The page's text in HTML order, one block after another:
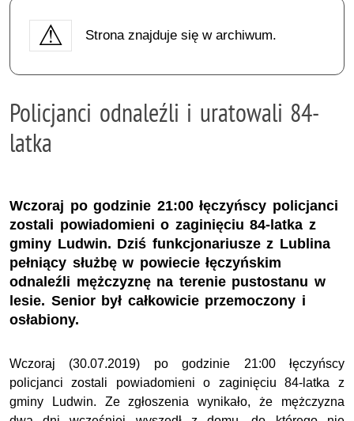
Strona znajduje się w archiwum.
Policjanci odnaleźli i uratowali 84-
latka
Wczoraj po godzinie 21:00 łęczyńscy policjanci
zostali powiadomieni o zaginięciu 84-latka z
gminy Ludwin. Dziś funkcjonariusze z Lublina
pełniący służbę w powiecie łęczyńskim
odnaleźli mężczyznę na terenie pustostanu w
lesie. Senior był całkowicie przemoczony i
osłabiony.
Wczoraj (30.07.2019) po godzinie 21:00 łęczyńscy
policjanci zostali powiadomieni o zaginięciu 84-latka z
gminy Ludwin. Ze zgłoszenia wynikało, że mężczyzna